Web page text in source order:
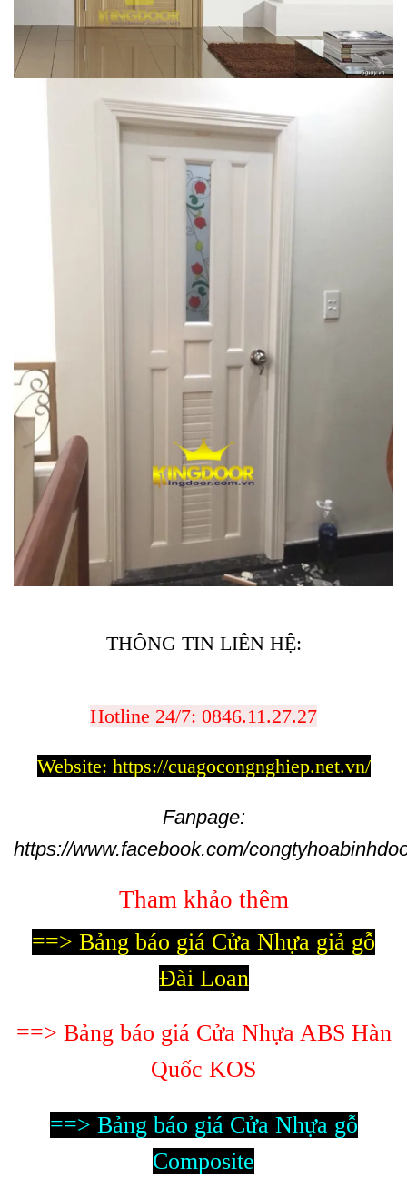
THÔNG TIN LIÊN HỆ:
Hotline 24/7: 0846.11.27.27
Website: https://cuagocongnghiep.net.vn/
Fanpage:
https://www.facebook.com/
Tham khảo thêm
==> Bảng báo giá Cửa Nhựa giả gỗ
Đài Loan
==> Bảng báo giá Cửa Nhựa ABS Hàn
Quốc KOS
==> Bảng báo giá Cửa Nhựa gỗ
Composite